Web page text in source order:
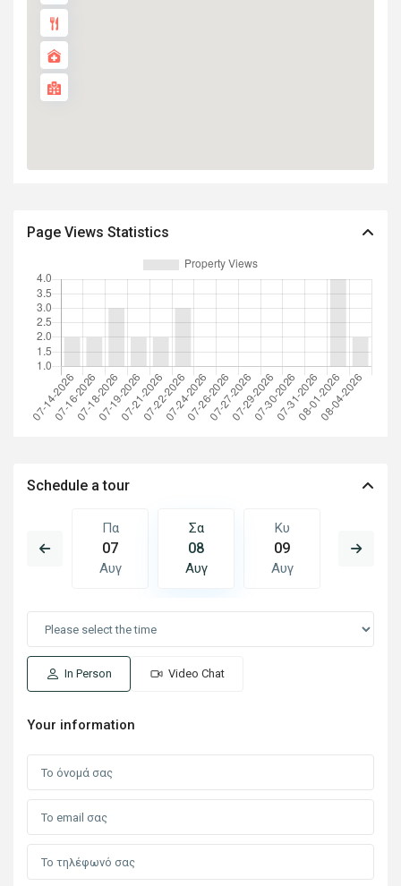
Page Views Statistics
Schedule a tour
Πα
07
Αυγ
Σα
08
Αυγ
Κυ
09
Αυγ
10
In Person Video Chat
Your information